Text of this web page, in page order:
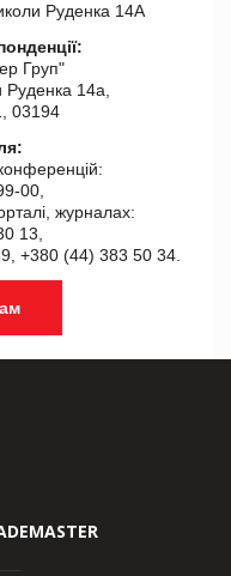
Руденка 14А
Груп"
14а,
03194
00,
журналах:
13,
+380 (44) 383 50 34.